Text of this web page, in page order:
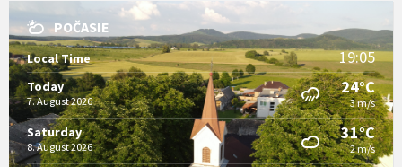
POČASIE
Local Time 19:05
Today
7. August 2026
24°C
3 m/s
Saturday
8. August 2026
31°C
2 m/s